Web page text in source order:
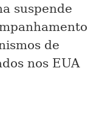
suspende
de
nos EUA